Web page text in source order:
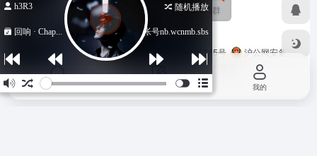
扫码关注公众号 扫码加QQ群
Copyright © 2026马哥导航 苏ICP备2024116145号
沪公网安备
31011502402348号 由 OneNav 强力驱动
首页 投稿 我的
h3R3 随机播放
回响 · Chap... 低价海外帐号nb.wcnmb.sbs